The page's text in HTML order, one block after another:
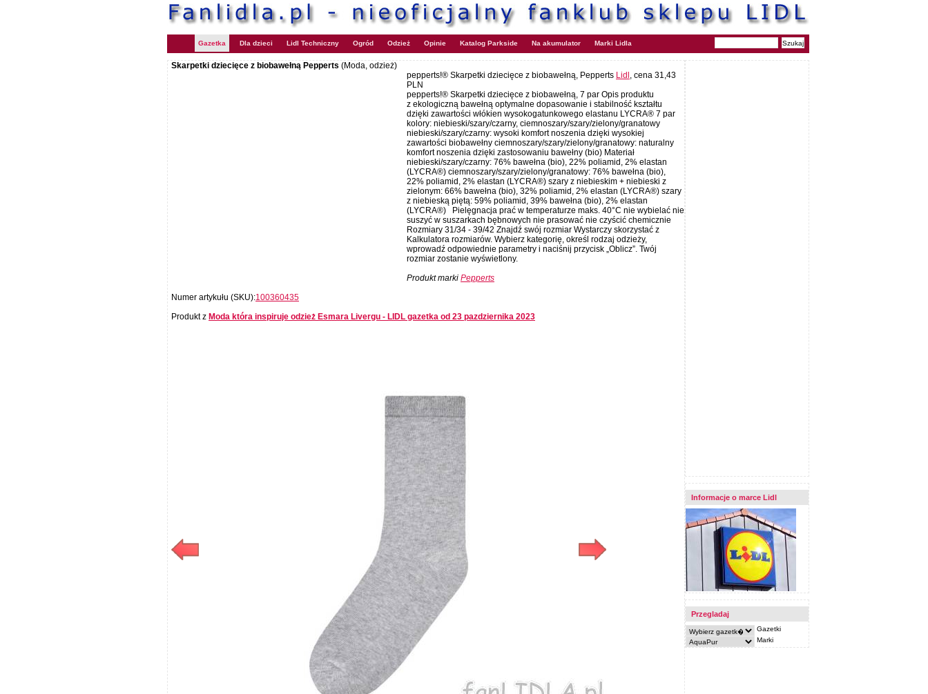
Gazetka Dla dzieci Lidl Techniczny Ogród Odzież Opinie Katalog Parkside Na akumulator Marki Lidla
Skarpetki dziecięce z biobawełną Pepperts (Moda, odzież)
pepperts!® Skarpetki dziecięce z biobawełną, Pepperts Lidl , cena 31,43
PLN
pepperts!® Skarpetki dziecięce z biobawełną, 7 par Opis produktu
z ekologiczną bawełną optymalne dopasowanie i stabilność kształtu
dzięki zawartości włókien wysokogatunkowego elastanu LYCRA® 7 par
kolory: niebieski/szary/czarny, ciemnoszary/szary/zielony/granatowy
niebieski/szary/czarny: wysoki komfort noszenia dzięki wysokiej
zawartości biobawełny ciemnoszary/szary/zielony/granatowy: naturalny
komfort noszenia dzięki zastosowaniu bawełny (bio) Materiał
niebieski/szary/czarny: 76% bawełna (bio), 22% poliamid, 2% elastan
(LYCRA®) ciemnoszary/szary/zielony/granatowy: 76% bawełna (bio),
22% poliamid, 2% elastan (LYCRA®) szary z niebieskim + niebieski z
zielonym: 66% bawełna (bio), 32% poliamid, 2% elastan (LYCRA®) szary
z niebieską piętą: 59% poliamid, 39% bawełna (bio), 2% elastan
(LYCRA®) Pielęgnacja prać w temperaturze maks. 40°C nie wybielać nie
suszyć w suszarkach bębnowych nie prasować nie czyścić chemicznie
Rozmiary 31/34 - 39/42 Znajdź swój rozmiar Wystarczy skorzystać z
Kalkulatora rozmiarów. Wybierz kategorię, określ rodzaj odzieży,
wprowadź odpowiednie parametry i naciśnij przycisk „Oblicz”. Twój
rozmiar zostanie wyświetlony.
Produkt marki Pepperts
Numer artykułu (SKU):100360435
Produkt z Moda która inspiruje odzież Esmara Livergu - LIDL gazetka od 23 pazdziernika 2023
Informacje o marce Lidl
Przegladaj
Gazetki
Marki